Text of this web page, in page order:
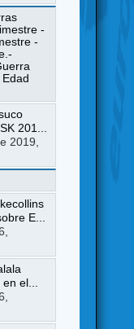
-
-
201...
2019,
E...
el...